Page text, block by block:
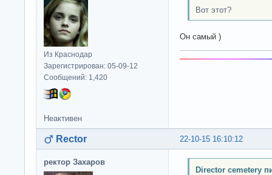
Из Краснодар
Зарегистрирован: 05-09-12
Сообщений: 1,420
Вот этот?
Он самый )
Неактивен
22-10-15 16:10:12
Rector
ректор Захаров
Director cemetery